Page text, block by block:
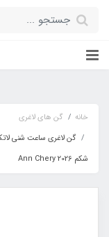
خانه
گن های لاغری
شکم Ann Chery 2026